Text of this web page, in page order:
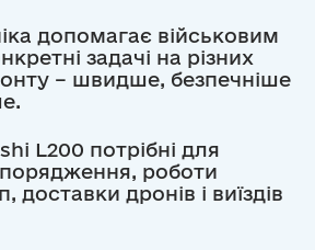
допомагає військовим
задачі на різних
– швидше, безпечніше
L200 потрібні для
роботи
доставки дронів і виїздів